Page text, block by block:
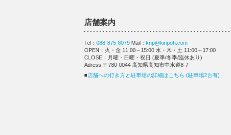
店舗案内
Tel： 088-875-8079 Mail： knp@kinpoh.com
OPEN：火・金 11:00～15:00 水・木・土 11:00～17:00
CLOSE：月曜・日曜・祝日 (夏季/冬季/臨休あり)
Adress:〒780-0044 高知県高知市中水道8-7
■店舗への行き方と駐車場の詳細はこちら (駐車場2台有)